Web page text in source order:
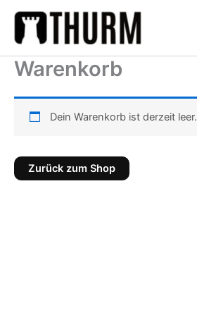
Inhalt
springen
Warenkorb
Dein Warenkorb ist derzeit leer.
Zurück zum Shop